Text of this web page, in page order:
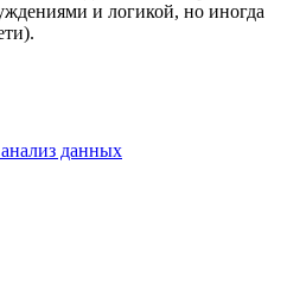
и логикой, но иногда
данных